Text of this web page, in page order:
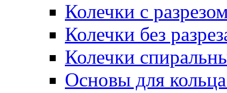
Колечки с
Колечки без
Колечки
Основы для